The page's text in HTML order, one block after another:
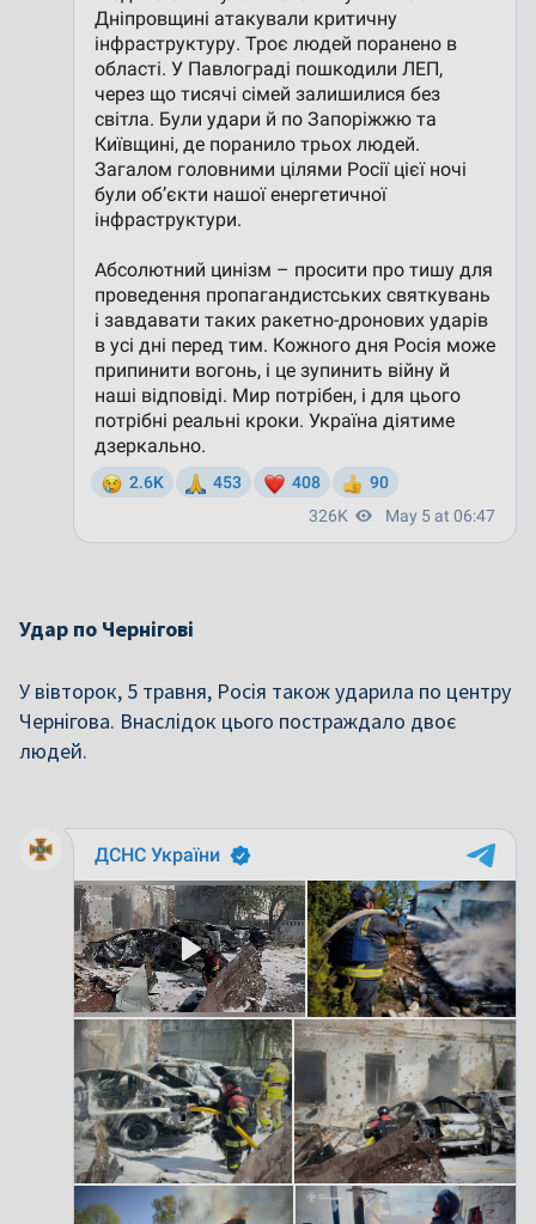
Удар по Чернігові
У вівторок, 5 травня, Росія також ударила по центру
Чернігова. Внаслідок цього постраждало двоє
людей.